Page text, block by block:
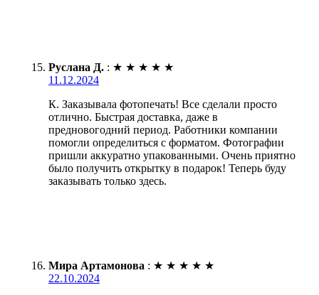
Руслана Д. : ★ ★ ★ ★ ★
11.12.2024
К. Заказывала фотопечать! Все сделали просто
отлично. Быстрая доставка, даже в
предновогодний период. Работники компании
помогли определиться с форматом. Фотографии
пришли аккуратно упакованными. Очень приятно
было получить открытку в подарок! Теперь буду
заказывать только здесь.
Мира Артамонова : ★ ★ ★ ★ ★
22.10.2024